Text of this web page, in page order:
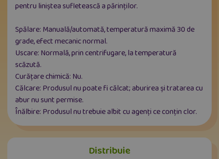
pentru liniștea sufletească a părinților.
Spălare: Manuală/automată, temperatură maximă 30 de
grade, efect mecanic normal.
Uscare: Normală, prin centrifugare, la temperatură
scăzută.
Curățare chimică: Nu.
Călcare: Produsul nu poate fi călcat; aburirea și tratarea cu
abur nu sunt permise.
Înălbire: Produsul nu trebuie albit cu agenți ce conțin clor.
Distribuie